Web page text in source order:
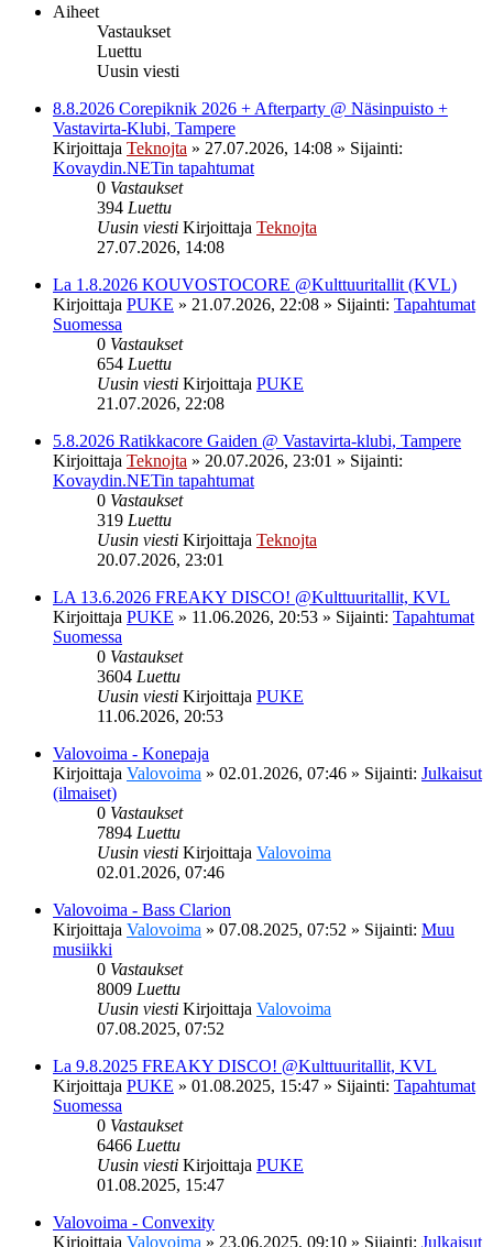
Aiheet
Vastaukset
Luettu
Uusin viesti
8.8.2026 Corepiknik 2026 + Afterparty @ Näsinpuisto +
Vastavirta-Klubi, Tampere
Kirjoittaja Teknojta » 27.07.2026, 14:08 » Sijainti:
Kovaydin.NETin tapahtumat
0 Vastaukset
394 Luettu
Uusin viesti Kirjoittaja Teknojta
27.07.2026, 14:08
La 1.8.2026 KOUVOSTOCORE @Kulttuuritallit (KVL)
Kirjoittaja PUKE » 21.07.2026, 22:08 » Sijainti: Tapahtumat
Suomessa
0 Vastaukset
654 Luettu
Uusin viesti Kirjoittaja PUKE
21.07.2026, 22:08
5.8.2026 Ratikkacore Gaiden @ Vastavirta-klubi, Tampere
Kirjoittaja Teknojta » 20.07.2026, 23:01 » Sijainti:
Kovaydin.NETin tapahtumat
0 Vastaukset
319 Luettu
Uusin viesti Kirjoittaja Teknojta
20.07.2026, 23:01
LA 13.6.2026 FREAKY DISCO! @Kulttuuritallit, KVL
Kirjoittaja PUKE » 11.06.2026, 20:53 » Sijainti: Tapahtumat
Suomessa
0 Vastaukset
3604 Luettu
Uusin viesti Kirjoittaja PUKE
11.06.2026, 20:53
Valovoima - Konepaja
Kirjoittaja Valovoima » 02.01.2026, 07:46 » Sijainti: Julkaisut
(ilmaiset)
0 Vastaukset
7894 Luettu
Uusin viesti Kirjoittaja Valovoima
02.01.2026, 07:46
Valovoima - Bass Clarion
Kirjoittaja Valovoima » 07.08.2025, 07:52 » Sijainti: Muu
musiikki
0 Vastaukset
8009 Luettu
Uusin viesti Kirjoittaja Valovoima
07.08.2025, 07:52
La 9.8.2025 FREAKY DISCO! @Kulttuuritallit, KVL
Kirjoittaja PUKE » 01.08.2025, 15:47 » Sijainti: Tapahtumat
Suomessa
0 Vastaukset
6466 Luettu
Uusin viesti Kirjoittaja PUKE
01.08.2025, 15:47
Valovoima - Convexity
Kirjoittaja Valovoima » 23.06.2025, 09:10 » Sijainti: Julkaisut